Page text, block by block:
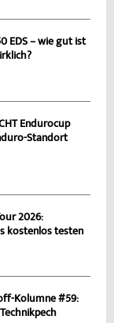
EDS – wie gut ist
Endurocup
Standort
2026:
kostenlos testen
Kolumne #59: